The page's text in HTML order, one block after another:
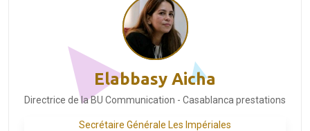
Elabbasy Aicha
Directrice de la BU Communication - Casablanca prestations
Secrétaire Générale Les Impériales